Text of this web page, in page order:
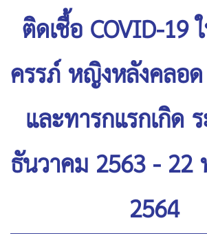
ติดเชื้อ COVID-19
ครรภ์ หญิงหลังคลอ
และทารกแรกเกิด
ธันวาคม 2563 -
2564